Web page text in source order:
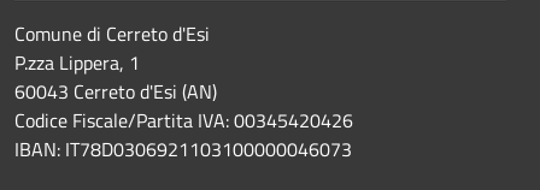
Comune di Cerreto d'Esi
P.zza Lippera, 1
60043 Cerreto d'Esi (AN)
Codice Fiscale/Partita IVA: 00345420426
IBAN: IT78D0306921103100000046073